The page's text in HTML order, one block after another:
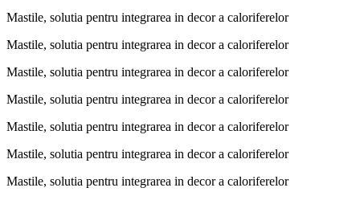
Mastile, solutia pentru integrarea in decor a caloriferelor
Mastile, solutia pentru integrarea in decor a caloriferelor
Mastile, solutia pentru integrarea in decor a caloriferelor
Mastile, solutia pentru integrarea in decor a caloriferelor
Mastile, solutia pentru integrarea in decor a caloriferelor
Mastile, solutia pentru integrarea in decor a caloriferelor
Mastile, solutia pentru integrarea in decor a caloriferelor